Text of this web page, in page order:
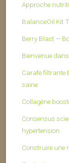
Approche
BalanceOil Kit
Berry Blast —
Bienvenue
Carafe filtrante
saine
Collagène
Consensus
hypertension
Construire une